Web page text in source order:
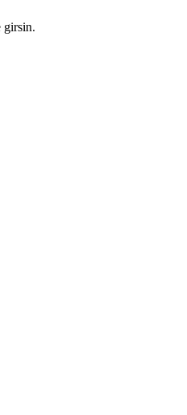
girsin.